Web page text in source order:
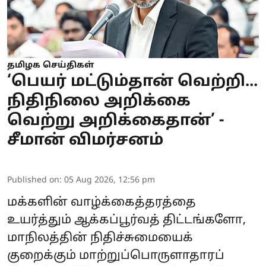
தமிழக செய்திகள்
‘பெயர் மட்டும்தான் வெற்றி...
நிதிநிலை அறிக்கை
வெற்று அறிக்கைதான்’ -
சீமான் விமர்சனம்
Published on: 05 Aug 2026, 12:56 pm
மக்களின் வாழ்க்கைத்தரத்தை
உயர்த்தும் ஆக்கப்பூர்வத் திட்டங்களோ,
மாநிலத்தின் நிதிச்சுமையைக்
குறைக்கும் மாற்றுப்பொருளாதாரப்